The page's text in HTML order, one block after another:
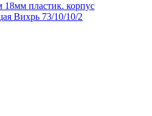
пластик. корпус
Вихрь 73/10/10/2